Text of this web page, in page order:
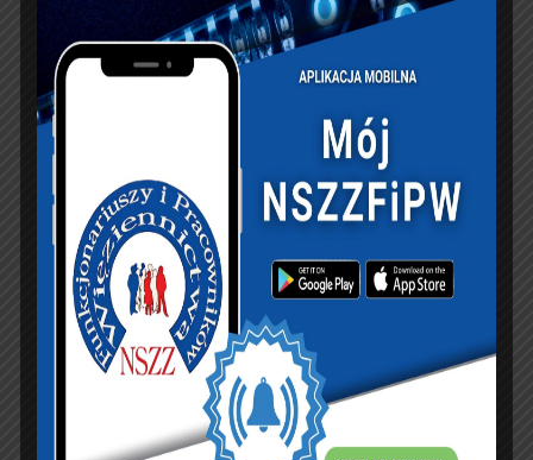
KSIĘGA GOŚCI:
Zobacz księgę
dopisz do księgi
NASZ FACEBOOK
UBEZPIECZENIA